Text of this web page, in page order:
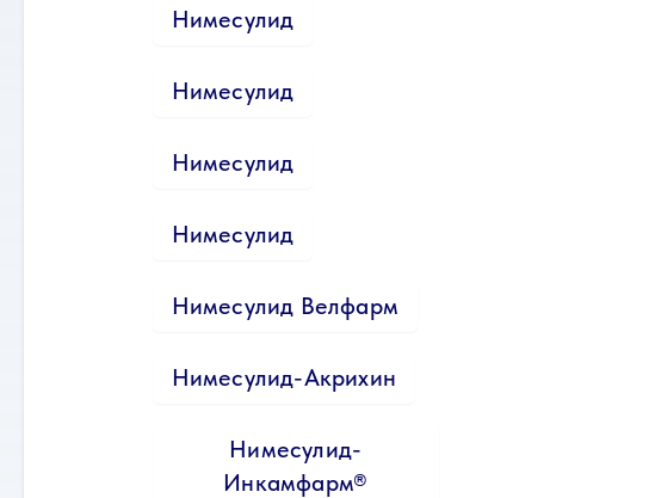
Нимесулид
Нимесулид
Нимесулид
Нимесулид
Нимесулид Велфарм
Нимесулид-Акрихин
Нимесулид-
Инкамфарм®